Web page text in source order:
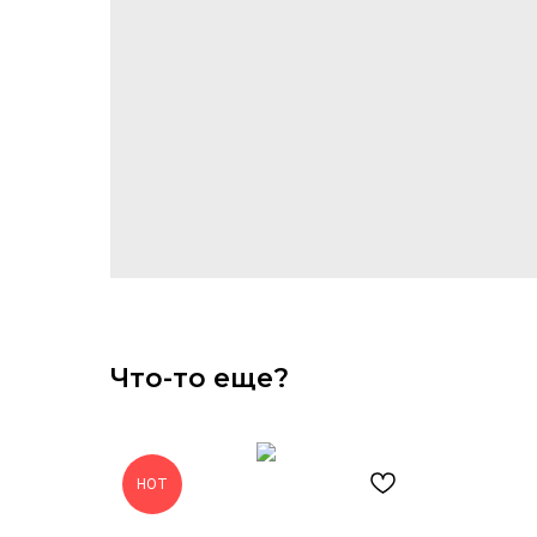
Что-то еще?
HOT